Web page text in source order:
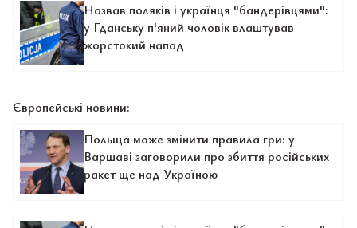
Назвав поляків і українця "бандерівцями":
у Гданську п'яний чоловік влаштував
жорстокий напад
Європейські новини:
Польща може змінити правила гри: у
Варшаві заговорили про збиття російських
ракет ще над Україною